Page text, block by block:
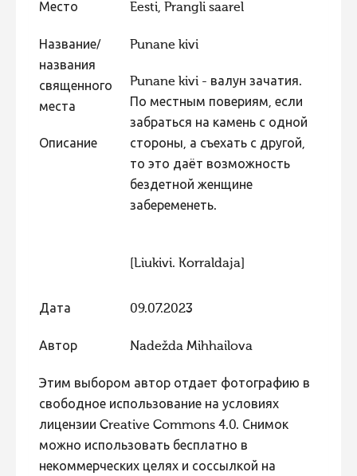
Фотоконкурс 2021
Видео 2021
Фотоконкурс 2020
Фотоконкурс 2019
Фотоконкурс 2017
Фотоконкурс 2016
Фотоконкурс 2014
Фотоконкурс 2011
Фотоконкурс 2010
Фотоконкурс 2009
Фотоконкурс 2008
Место Eesti, Prangli saarel
Название/
названия
священного
места
Punane kivi
Описание
Punane kivi - валун зачатия.
По местным повериям, если
забраться на камень с одной
стороны, а съехать с другой,
то это даёт возможность
бездетной женщине
забеременеть.
[Liukivi. Korraldaja]
Дата 09.07.2023
Автор Nadežda Mihhailova
Этим выбором автор отдает фотографию в
свободное использование на условиях
лицензии Creative Commons 4.0. Снимок
можно использовать бесплатно в
некоммерческих целях и соссылкой на